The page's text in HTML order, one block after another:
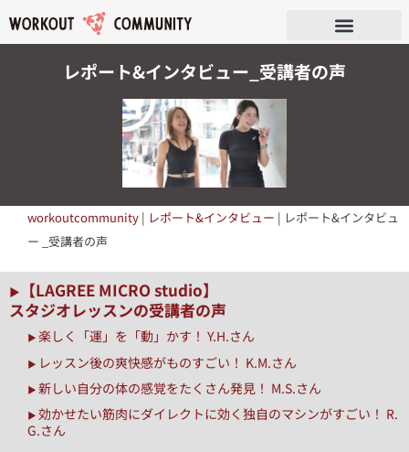
レポート&インタビュー_受講者の声
workoutcommunity | レポート&インタビュー | レポート&インタビュ
ー _受講者の声
▶︎
【LAGREE MICRO studio】
スタジオレッスンの受講者の声
▶︎ 楽しく「運」を「動」かす！ Y.H.さん
▶︎ レッスン後の爽快感がものすごい！ K.M.さん
▶︎ 新しい自分の体の感覚をたくさん発見！ M.S.さん
▶︎ 効かせたい筋肉にダイレクトに効く独自のマシンがすごい！ R.
G.さん